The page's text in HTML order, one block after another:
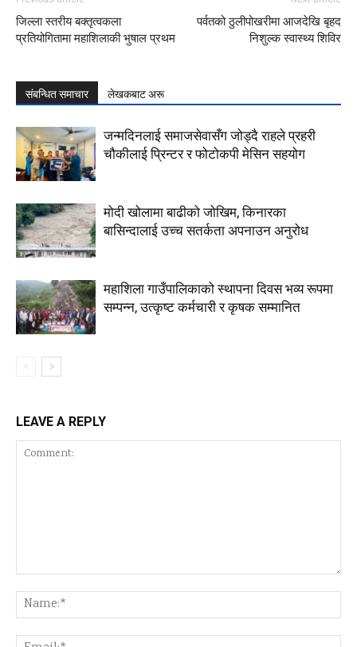
जिल्ला स्तरीय बक्तृत्वकला
प्रतियोगितामा महाशिलाकी भुषाल प्रथम
पर्वतको ठुलीपोखरीमा आजदेखि बृहद
निशुल्क स्वास्थ्य शिविर
संबन्धित समाचार लेखकबाट अरू
जन्मदिनलाई समाजसेवासँग जोड्दै राहले प्रहरी
चौकीलाई प्रिन्टर र फोटोकपी मेसिन सहयोग
मोदी खोलामा बाढीको जोखिम, किनारका
बासिन्दालाई उच्च सतर्कता अपनाउन अनुरोध
महाशिला गाउँपालिकाको स्थापना दिवस भव्य रूपमा
सम्पन्न, उत्कृष्ट कर्मचारी र कृषक सम्मानित
LEAVE A REPLY